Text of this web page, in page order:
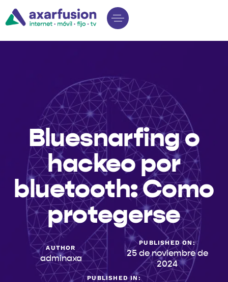
Bluesnarfing o
hackeo por
bluetooth: Como
protegerse
AUTHOR
adminaxa
PUBLISHED ON:
25 de noviembre de
2024
PUBLISHED IN: